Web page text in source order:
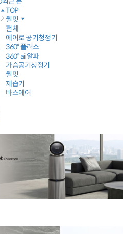
TOP
월핏
전체
에어로 공기청정기
360° 플러스
360° ai 알파
가습공기청정기
월핏
제습기
바스에어